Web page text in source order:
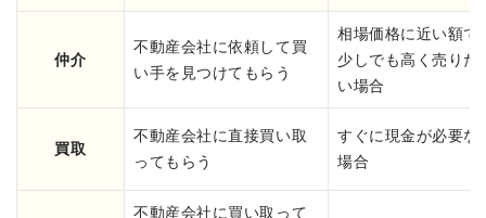
仲介
不動産会社に依頼して買
い手を見つけてもらう
相場価格に近い額で
少しでも高く売りた
い場合
買取
不動産会社に直接買い取
ってもらう
すぐに現金が必要な
場合
不動産会社に買い取って